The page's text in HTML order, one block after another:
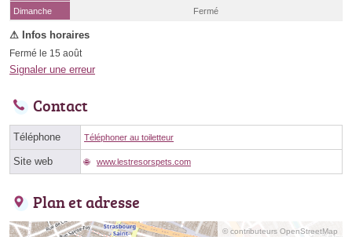
(15 août)
Dimanche
Fermé
Fermé le 15 août
Signaler une erreur
Contact
Téléphone Téléphoner au toiletteur
Site web www.lestresorspets.com
Plan et adresse
© contributeurs OpenStreetMap